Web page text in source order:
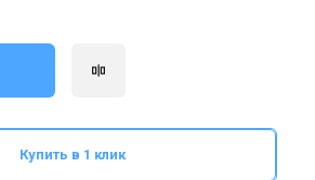
Купить в 1 клик